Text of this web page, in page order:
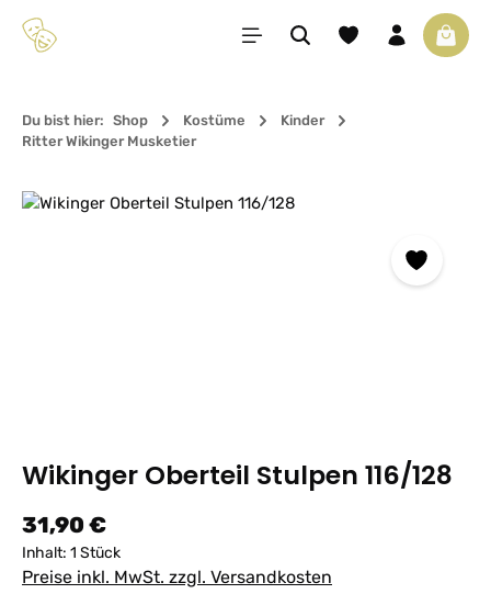
Zum Hauptinhalt springen Du hast 0 Produkte
Du bist hier: Shop Kostüme
Kinder
Ritter Wikinger Musketier
Bildergalerie überspringen
Wikinger Oberteil Stulpen 116/128
Regulärer Preis:
31,90 €
Inhalt: 1 Stück
Preise inkl. MwSt. zzgl. Versandkosten